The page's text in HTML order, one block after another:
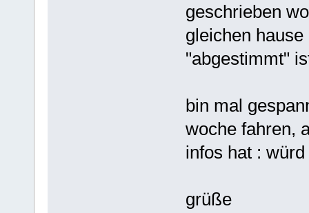
geschrieben
gleichen
"abgestimmt"
bin mal
woche fahren,
infos hat :
grüße